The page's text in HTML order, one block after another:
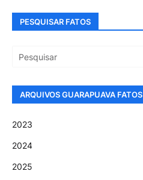
PESQUISAR FATOS
ARQUIVOS GUARAPUAVA FATOS
2023
2024
2025